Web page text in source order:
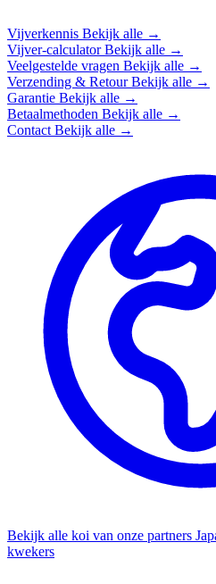
Vijverkennis Bekijk alle →
Vijver-calculatorBekijk alle →
Veelgestelde vragen Bekijk alle →
Verzending & RetourBekijk alle →
Garantie Bekijk alle →
Betaalmethoden Bekijk alle →
Contact Bekijk alle →
Bekijk alle koi van onze partners
kwekers